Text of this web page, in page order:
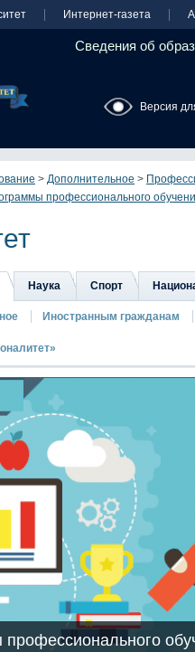
Интернет-газета
Сведения об
Версия
> Дополнительное >
профессионального
Наука Спорт
Иностранным гражданам